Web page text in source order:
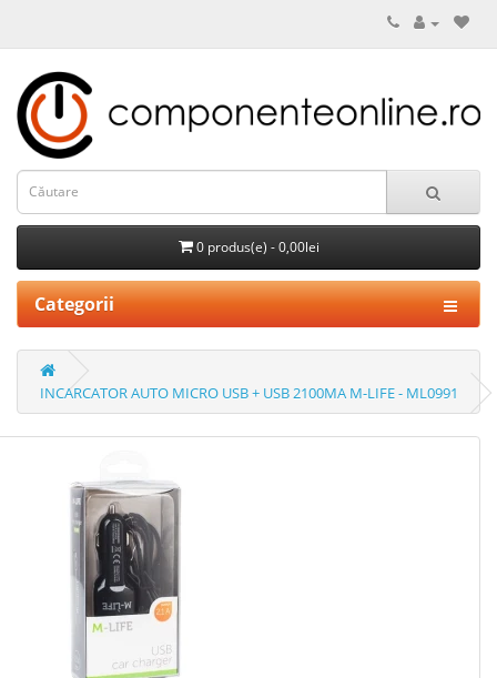
0 produs(e) - 0,00lei
Categorii
INCARCATOR AUTO MICRO USB + USB 2100MA M-LIFE - ML0991